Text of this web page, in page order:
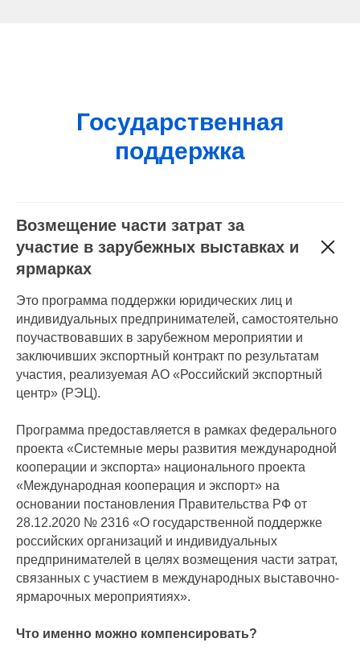
Государственная
поддержка
Возмещение части затрат за
участие в зарубежных выставках и
ярмарках
Это программа поддержки юридических лиц и
индивидуальных предпринимателей, самостоятельно
поучаствовавших в зарубежном мероприятии и
заключивших экспортный контракт по результатам
участия, реализуемая АО «Российский экспортный
центр» (РЭЦ).
Программа предоставляется в рамках федерального
проекта «Системные меры развития международной
кооперации и экспорта» национального проекта
«Международная кооперация и экспорт» на
основании постановления Правительства РФ от
28.12.2020 № 2316 «О государственной поддержке
российских организаций и индивидуальных
предпринимателей в целях возмещения части затрат,
связанных с участием в международных выставочно-
ярмарочных мероприятиях».
Что именно можно компенсировать?